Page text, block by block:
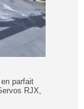
parfait
RJX,